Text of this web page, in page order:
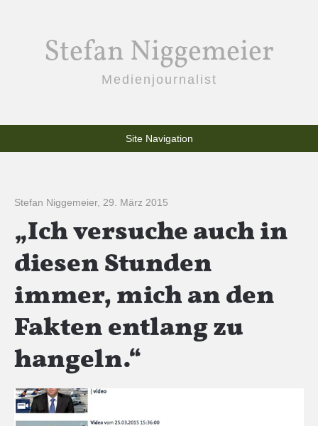
Stefan Niggemeier
Medienjournalist
Site Navigation
Stefan Niggemeier, 29. März 2015
„Ich versuche auch in
diesen Stunden
immer, mich an den
Fakten entlang zu
hangeln.“